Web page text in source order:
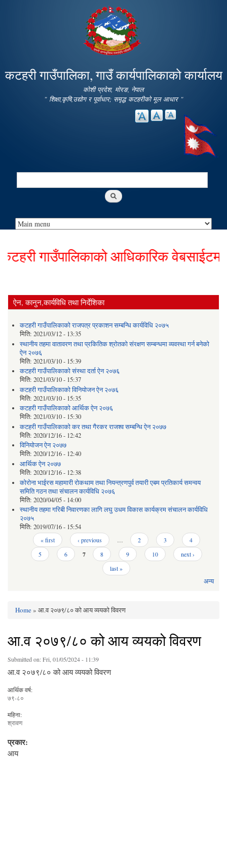
main
content
कटहरी गाउँपालिका, गाउँ कार्यपालिकाको कार्यालय
कोशी प्रदेश, मोरङ, नेपाल
" शिक्षा,कृषि,उद्योग र पूर्वाधार; समृद्ध कटहरीको मूल आधार "
Search
गाउँपालिकाको आधिकारिक वेबसाईटमा
ऐन, कानुन,कार्यविधि तथा निर्देशिका
कटहरी गाउँपालिकाको राजपत्र प्रकाशन सम्बन्धि कार्यविधि २०७५
मिति: 2021/03/12 - 13:35
स्थानीय तहमा वातावरण तथा प्रकितिक श्रोतको संरक्षण सम्बन्धमा व्यवस्था गर्न बनेको
ऐन २०७६
मिति: 2021/03/10 - 15:39
कटहरी गाउँपालिकाको संस्था दर्ता ऐन २०७६
मिति: 2021/03/10 - 15:37
कटहरी गाउँपालिकाको विनियोजन ऐन २०७६
मिति: 2021/03/10 - 15:35
कटहरी गाउँपालिकाको आर्थिक ऐन २०७६
मिति: 2021/03/10 - 15:30
कटहरी गाउँपालिकाको कर तथा गैरकर राजश्व सम्बन्धि ऐन २०७७
मिति: 2020/12/16 - 12:42
विनियोजन ऐन २०७७
मिति: 2020/12/16 - 12:40
आर्थिक ऐन २०७७
मिति: 2020/12/16 - 12:38
कोरोना भाईरस महामारी रोकथाम तथा नियन्त्रणपुर्व तयारी एबम प्रतिकार्य समन्वय
समिति गठन तथा संचालन कार्यविधि २०७६
मिति: 2020/04/05 - 14:00
स्थानीय तहमा गरिबी निवारणका लागि लघु उधम विकास कार्यक्रम संचालन कार्यविधि
२०७५
मिति: 2019/07/16 - 15:54
Pages « first ‹ previous … 2 3
4
5
6 7 8 9 10
next ›
last »
अन्य
Home» आ.व २०७९/८० को आय व्ययको विवरण
आ.व २०७९/८० को आय व्ययको विवरण
Submitted on:Fri, 01/05/2024 - 11:39
आ.व २०७९/८० को आय व्ययको विवरण
आर्थिक वर्ष:
७९-८०
महिना:
श्रावण
प्रकार:
आय